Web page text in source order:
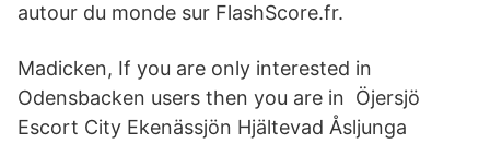
autour du monde sur FlashScore.fr.
Madicken, If you are only interested in
Odensbacken users then you are in Öjersjö
Escort City Ekenässjön Hjältevad Åsljunga